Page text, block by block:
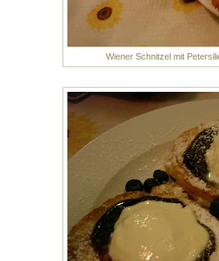
Wiener Schnitzel mit